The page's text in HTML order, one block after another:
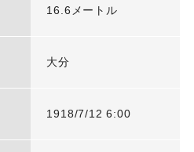
16.6メートル
大分
1918/7/12 6:00